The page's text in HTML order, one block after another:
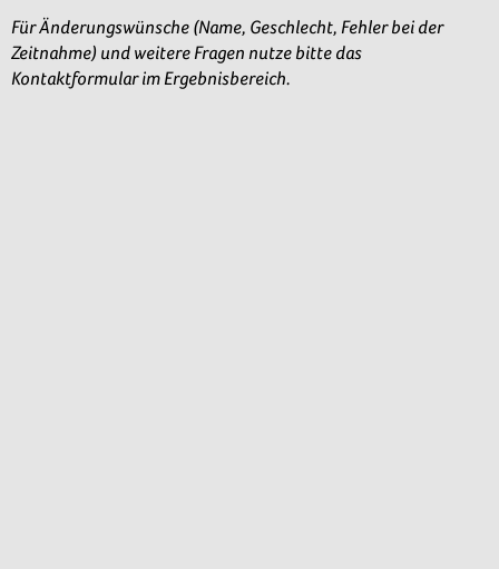
Für Änderungswünsche (Name, Geschlecht, Fehler bei der
Zeitnahme) und weitere Fragen nutze bitte das
Kontaktformular im Ergebnisbereich.